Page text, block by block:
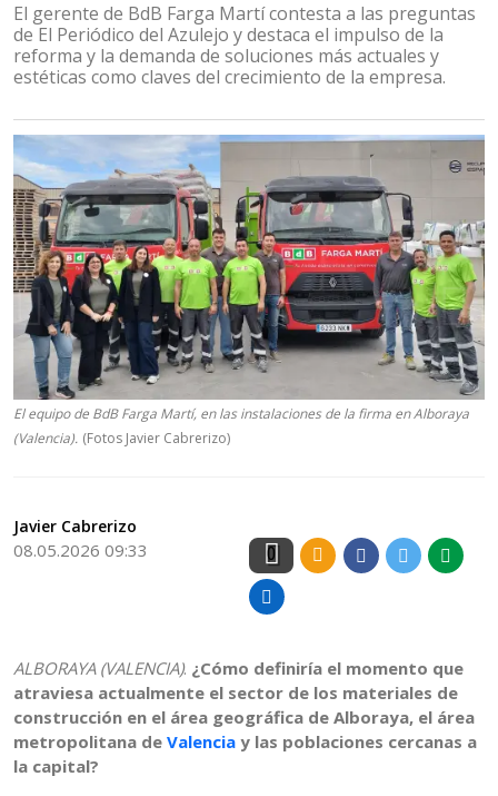
El gerente de BdB Farga Martí contesta a las preguntas
de El Periódico del Azulejo y destaca el impulso de la
reforma y la demanda de soluciones más actuales y
estéticas como claves del crecimiento de la empresa.
El equipo de BdB Farga Martí, en las instalaciones de la firma en Alboraya
(Valencia). (Fotos Javier Cabrerizo)
Javier Cabrerizo
08.05.2026 09:33 0
ALBORAYA (VALENCIA). ¿Cómo definiría el momento que
atraviesa actualmente el sector de los materiales de
construcción en el área geográfica de Alboraya, el área
metropolitana de Valencia y las poblaciones cercanas a
la capital?